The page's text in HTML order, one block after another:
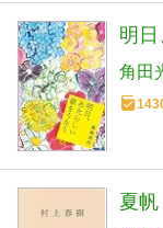
明
角田
夏